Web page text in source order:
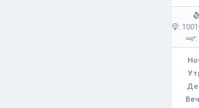
:
: